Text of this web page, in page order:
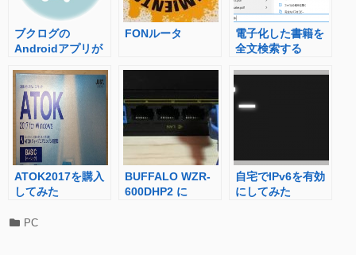
ブクログの
Androidアプリが
FONルータ
電子化した書籍を
全文検索する
ATOK2017を購入
してみた
BUFFALO WZR-
600DHP2 に
自宅でIPv6を有効
にしてみた
カ PC